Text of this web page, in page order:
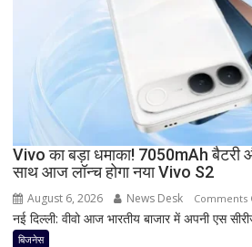
Vivo का बड़ा धमाका! 7050mAh बैटरी
साथ आज लॉन्च होगा नया Vivo S2
August 6, 2026 News Desk Comments
नई दिल्ली: वीवो आज भारतीय बाजार में अपनी एस
बिजनेस